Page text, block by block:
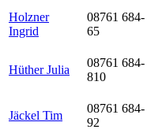
Holzner
Ingrid
08761 684-
65
Hüther Julia
08761 684-
810
Jäckel Tim
08761 684-
92